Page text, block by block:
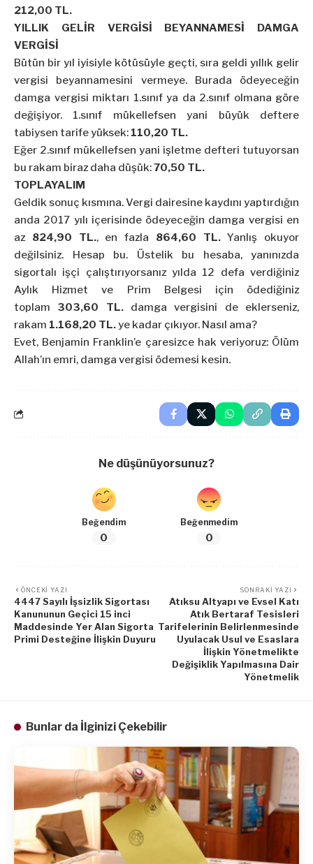
212,00 TL.
YILLIK GELİR VERGİSİ BEYANNAMESİ DAMGA
VERGİSİ
Bütün bir yıl iyisiyle kötüsüyle geçti, sıra geldi yıllık gelir
vergisi beyannamesini vermeye. Burada ödeyeceğin
damga vergisi miktarı 1.sınıf ya da 2.sınıf olmana göre
değişiyor. 1.sınıf mükellefsen yani büyük deftere
tabiysen tarife yüksek: 110,20 TL.
Eğer 2.sınıf mükellefsen yani işletme defteri tutuyorsan
bu rakam biraz daha düşük:70,50 TL.
TOPLAYALIM
Geldik sonuç kısmına. Vergi dairesine kaydını yaptırdığın
anda 2017 yılı içerisinde ödeyeceğin damga vergisi en
az 824,90 TL., en fazla 864,60 TL.Yanlış okuyor
değilsiniz. Hesap bu. Üstelik bu hesaba, yanınızda
sigortalı işçi çalıştırıyorsanız yılda 12 defa verdiğiniz
Aylık Hizmet ve Prim Belgesi için ödediğiniz
toplam 303,60 TL. damga vergisini de eklerseniz,
rakam 1.168,20 TL.ye kadar çıkıyor. Nasıl ama?
Evet, Benjamin Franklin’e çaresizce hak veriyoruz: Ölüm
Allah’ın emri, damga vergisi ödemesi kesin.
Ne düşünüyorsunuz?
Beğendim
0
Beğenmedim
0
ÖNCEKI YAZI
4447 Sayılı İşsizlik Sigortası
Kanununun Geçici 15 inci
Maddesinde Yer Alan Sigorta
Primi Desteğine İlişkin Duyuru
SONRAKI YAZI
Atıksu Altyapı ve Evsel Katı
Atık Bertaraf Tesisleri
Tarifelerinin Belirlenmesinde
Uyulacak Usul ve Esaslara
İlişkin Yönetmelikte
Değişiklik Yapılmasına Dair
Yönetmelik
Bunlar da İlginizi Çekebilir